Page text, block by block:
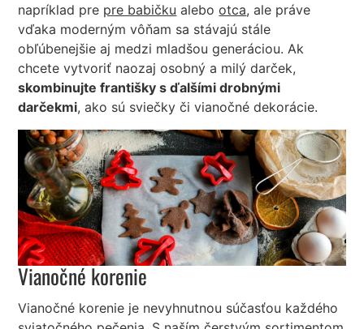
napríklad pre pre babičku alebootca, ale práve
vďaka moderným vôňam sa stávajú stále
obľúbenejšie aj medzi mladšou generáciou. Ak
chcete vytvoriť naozaj osobný a milý darček,
skombinujte františky s ďalšími drobnými
darčekmi, ako sú sviečky či vianočné dekorácie.
Vianočné korenie
Vianočné korenie je nevyhnutnou súčasťou každého